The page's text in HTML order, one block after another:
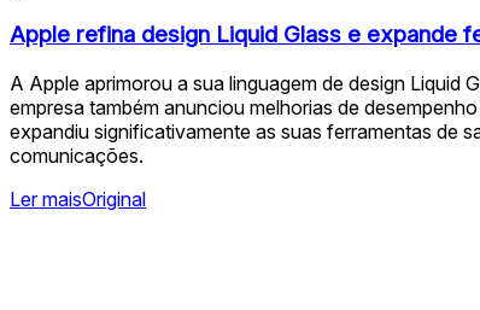
Apple refina design Liquid Glass e expande
A Apple aprimorou a sua linguagem de design Liquid
empresa também anunciou melhorias de
expandiu significativamente as suas ferramentas de
comunicações.
Ler maisOriginal